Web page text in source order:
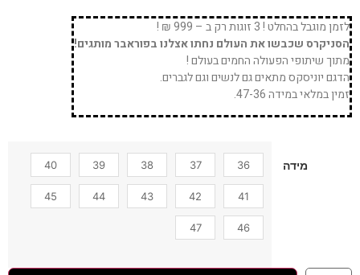
לזמן מוגבל בהחלט ! 3 זוגות רק ב – 999 ₪ !
הסניקרס שכבשו את העולם נחתו אצלנו בפוראבר מותגים!
מתוך שיתופי הפעולה החמים בעולם !
הדגם יוניסקס מתאים גם לנשים וגם לגברים.
זמין במלאי במידה 47-36.
מידה 36
37
38
39
40
41
42
43
44
45
46
47